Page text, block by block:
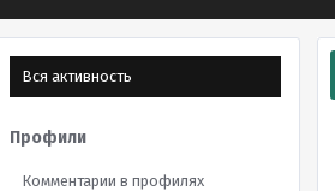
Вся активность
Профили
Комментарии в профилях